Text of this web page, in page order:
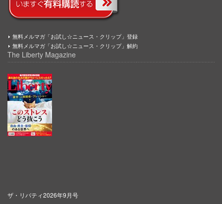
無料メルマガ「お試し☆ニュース・クリップ」登録
無料メルマガ「お試し☆ニュース・クリップ」解約
The Liberty Magazine
ザ・リバティ2026年9月号